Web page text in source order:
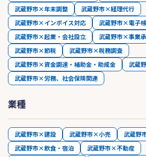
武蔵野市×年末調整
武蔵野市×経理代行
武蔵野市×インボイス対応
武蔵野市×電子
武蔵野市×起業・会社設立
武蔵野市×事業
武蔵野市×節税
武蔵野市×税務調査
武蔵野市×資金調達・補助金・助成金
武蔵
武蔵野市×労務、社会保険関連
業種
武蔵野市×建設 武蔵野市×小売
武蔵野
武蔵野市×飲食・宿泊
武蔵野市×不動産